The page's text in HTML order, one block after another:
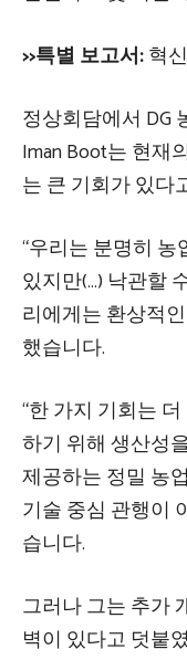
>>특별 보고서:혁
정상회담에서 DG
Iman Boot는 현재
는 큰 기회가 있다
“우리는 분명히
있지만(…) 낙관할
리에게는 환상적
했습니다.
“한 가지 기회는
하기 위해 생산성
제공하는 정밀 농
기술 중심 관행이
습니다.
그러나 그는 추가
벽이 있다고 덧붙